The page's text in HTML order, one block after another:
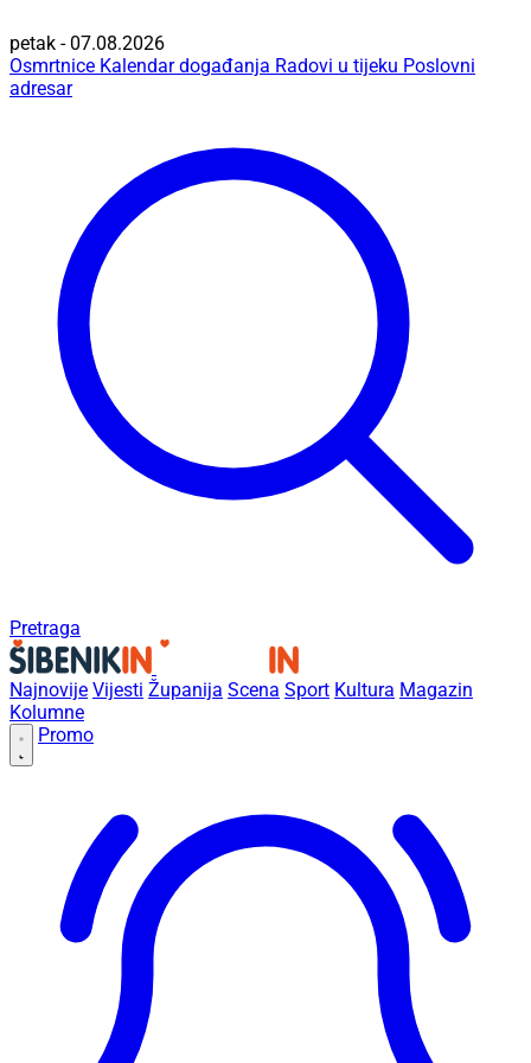
petak - 07.08.2026
Osmrtnice Kalendar događanja Radovi u tijeku Poslovni
adresar
Pretraga
Najnovije Vijesti Županija Scena Sport Kultura Magazin
Kolumne
Promo